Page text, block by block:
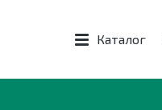
Каталог